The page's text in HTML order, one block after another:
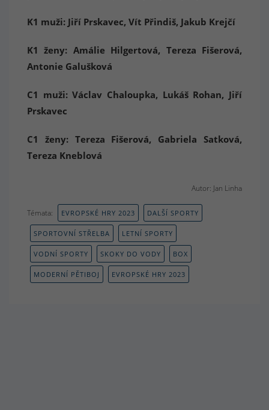
K1 muži: Jiří Prskavec, Vít Přindiš, Jakub Krejčí
K1 ženy: Amálie Hilgertová, Tereza Fišerová,
Antonie Galušková
C1 muži: Václav Chaloupka, Lukáš Rohan, Jiří
Prskavec
C1 ženy: Tereza Fišerová, Gabriela Satková,
Tereza Kneblová
Autor: Jan Linha
Témata: EVROPSKÉ HRY 2023 DALŠÍ SPORTY
SPORTOVNÍ STŘELBA LETNÍ SPORTY
VODNÍ SPORTY SKOKY DO VODY BOX
MODERNÍ PĚTIBOJ EVROPSKÉ HRY 2023